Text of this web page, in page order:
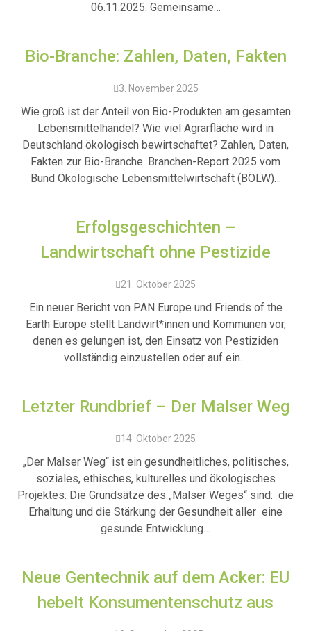
06.11.2025. Gemeinsame…
Bio-Branche: Zahlen, Daten, Fakten
3. November 2025
Wie groß ist der Anteil von Bio-Produkten am gesamten
Lebensmittelhandel? Wie viel Agrarfläche wird in
Deutschland ökologisch bewirtschaftet? Zahlen, Daten,
Fakten zur Bio-Branche. Branchen-Report 2025 vom
Bund Ökologische Lebensmittelwirtschaft (BÖLW)…
Erfolgsgeschichten –
Landwirtschaft ohne Pestizide
21. Oktober 2025
Ein neuer Bericht von PAN Europe und Friends of the
Earth Europe stellt Landwirt*innen und Kommunen vor,
denen es gelungen ist, den Einsatz von Pestiziden
vollständig einzustellen oder auf ein…
Letzter Rundbrief – Der Malser Weg
14. Oktober 2025
„Der Malser Weg“ ist ein gesundheitliches, politisches,
soziales, ethisches, kulturelles und ökologisches
Projektes: Die Grundsätze des „Malser Weges“ sind: die
Erhaltung und die Stärkung der Gesundheit aller eine
gesunde Entwicklung…
Neue Gentechnik auf dem Acker: EU
hebelt Konsumentenschutz aus